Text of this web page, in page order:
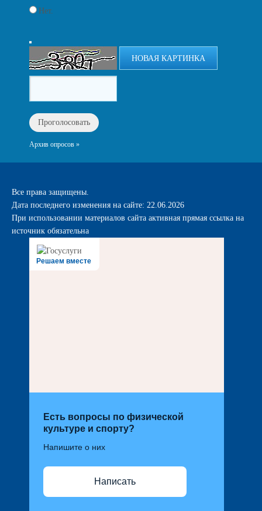
Нет.
НОВАЯ КАРТИНКА
Архив опросов »
Все права защищены.
Дата последнего изменения на сайте: 22.06.2026
При использовании материалов сайта активная прямая ссылка на
источник обязательна
Решаем вместе
Есть вопросы по физической
культуре и спорту?
Напишите о них
Написать